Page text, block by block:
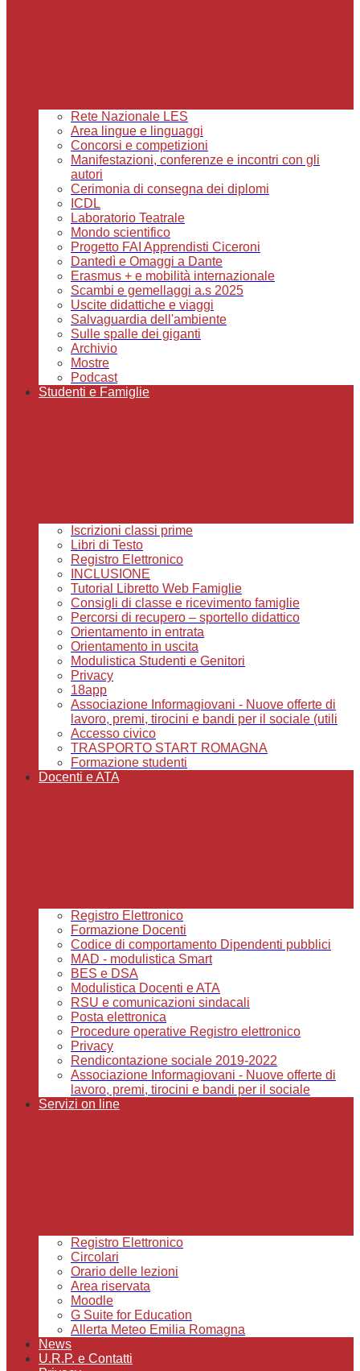
Rete Nazionale LES
Area lingue e linguaggi
Concorsi e competizioni
Manifestazioni, conferenze e incontri con gli
autori
Cerimonia di consegna dei diplomi
ICDL
Laboratorio Teatrale
Mondo scientifico
Progetto FAI Apprendisti Ciceroni
Dantedì e Omaggi a Dante
Erasmus + e mobilità internazionale
Scambi e gemellaggi a.s 2025
Uscite didattiche e viaggi
Salvaguardia dell'ambiente
Sulle spalle dei giganti
Archivio
Mostre
Podcast
Studenti e Famiglie
Iscrizioni classi prime
Libri di Testo
Registro Elettronico
INCLUSIONE
Tutorial Libretto Web Famiglie
Consigli di classe e ricevimento famiglie
Percorsi di recupero – sportello didattico
Orientamento in entrata
Orientamento in uscita
Modulistica Studenti e Genitori
Privacy
18app
Associazione Informagiovani - Nuove offerte di
lavoro, premi, tirocini e bandi per il sociale (utili
Accesso civico
TRASPORTO START ROMAGNA
Formazione studenti
Docenti e ATA
Registro Elettronico
Formazione Docenti
Codice di comportamento Dipendenti pubblici
MAD - modulistica Smart
BES e DSA
Modulistica Docenti e ATA
RSU e comunicazioni sindacali
Posta elettronica
Procedure operative Registro elettronico
Privacy
Rendicontazione sociale 2019-2022
Associazione Informagiovani - Nuove offerte di
lavoro, premi, tirocini e bandi per il sociale
Servizi on line
Registro Elettronico
Circolari
Orario delle lezioni
Area riservata
Moodle
G Suite for Education
Allerta Meteo Emilia Romagna
News
U.R.P. e Contatti